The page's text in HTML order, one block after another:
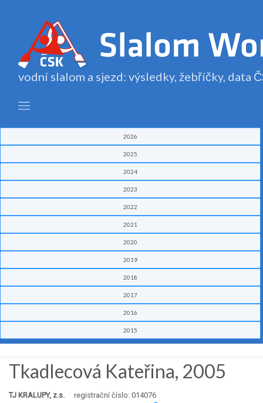
vodní slalom a sjezd: výsledky, žebříčky, data
2026
2025
2024
2023
2022
2021
2020
2019
2018
2017
2016
2015
Tkadlecová Kateřina, 2005
TJ KRALUPY, z.s.
registrační číslo: 014076